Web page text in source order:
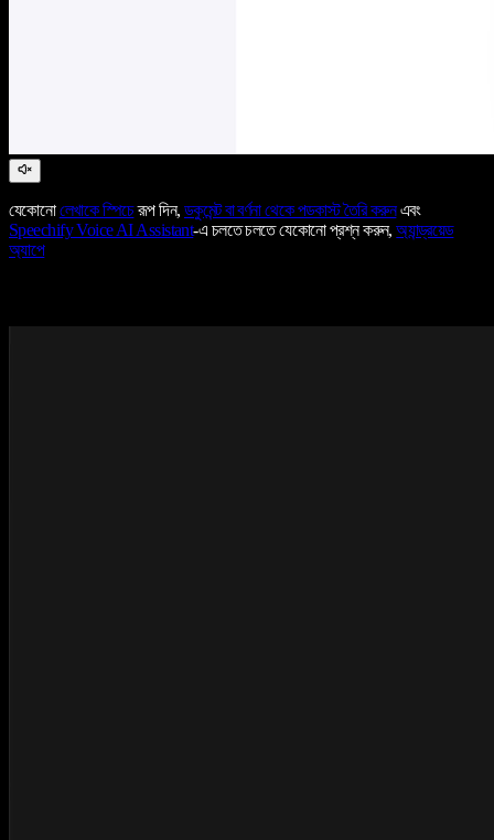
যেকোনোলেখাকে স্পিচেরূপ দিন, ডকুমেন্ট বা বর্ণনা থেকে পডকাস্ট তৈরি করুনএবং
Speechify Voice AI Assistant-এ চলতে চলতে যেকোনো প্রশ্ন করুন,অ্যান্ড্রয়েড
অ্যাপে